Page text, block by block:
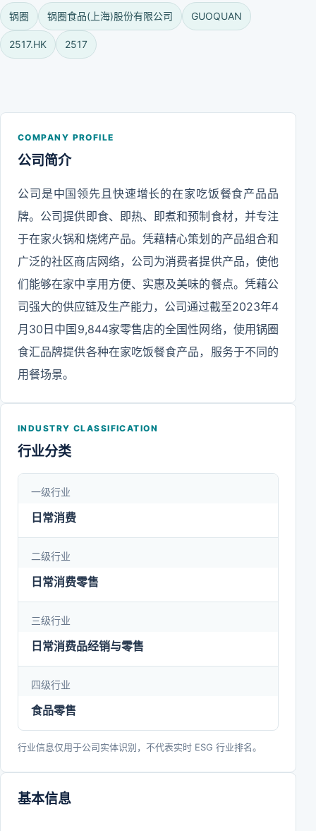
锅圈 锅圈食品(上海)股份有限公司 GUOQUAN
2517.HK 2517
COMPANY PROFILE
公司简介
公司是中国领先且快速增长的在家吃饭餐食产品品
牌。公司提供即食、即热、即煮和预制食材，并专注
于在家火锅和烧烤产品。凭藉精心策划的产品组合和
广泛的社区商店网络，公司为消费者提供产品，使他
们能够在家中享用方便、实惠及美味的餐点。凭藉公
司强大的供应链及生产能力，公司通过截至2023年4
月30日中国9,844家零售店的全国性网络，使用锅圈
食汇品牌提供各种在家吃饭餐食产品，服务于不同的
用餐场景。
INDUSTRY CLASSIFICATION
行业分类
一级行业
日常消费
二级行业
日常消费零售
三级行业
日常消费品经销与零售
四级行业
食品零售
行业信息仅用于公司实体识别，不代表实时 ESG 行业排名。
基本信息